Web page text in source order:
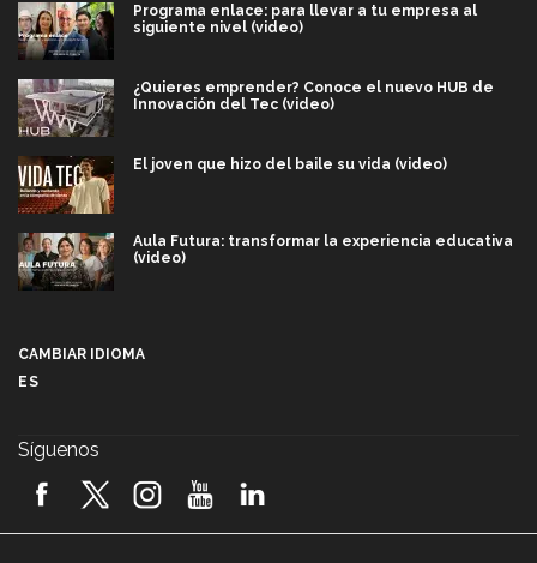
Programa enlace: para llevar a tu empresa al
siguiente nivel (video)
¿Quieres emprender? Conoce el nuevo HUB de
Innovación del Tec (video)
El joven que hizo del baile su vida (video)
Aula Futura: transformar la experiencia educativa
(video)
2026! (video)
CAMBIAR IDIOMA
ES
Síguenos